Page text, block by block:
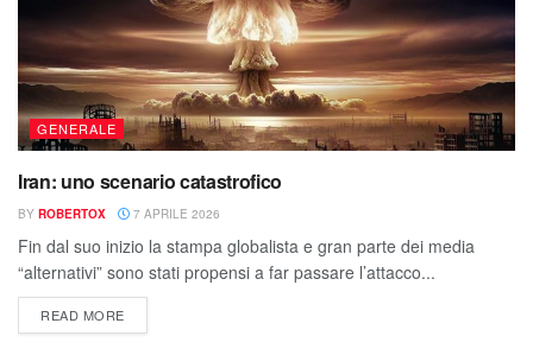
GENERALE
Iran: uno scenario catastrofico
BY ROBERTOX 7 APRILE 2026
Fin dal suo inizio la stampa globalista e gran parte dei media
“alternativi” sono stati propensi a far passare l’attacco...
READ MORE